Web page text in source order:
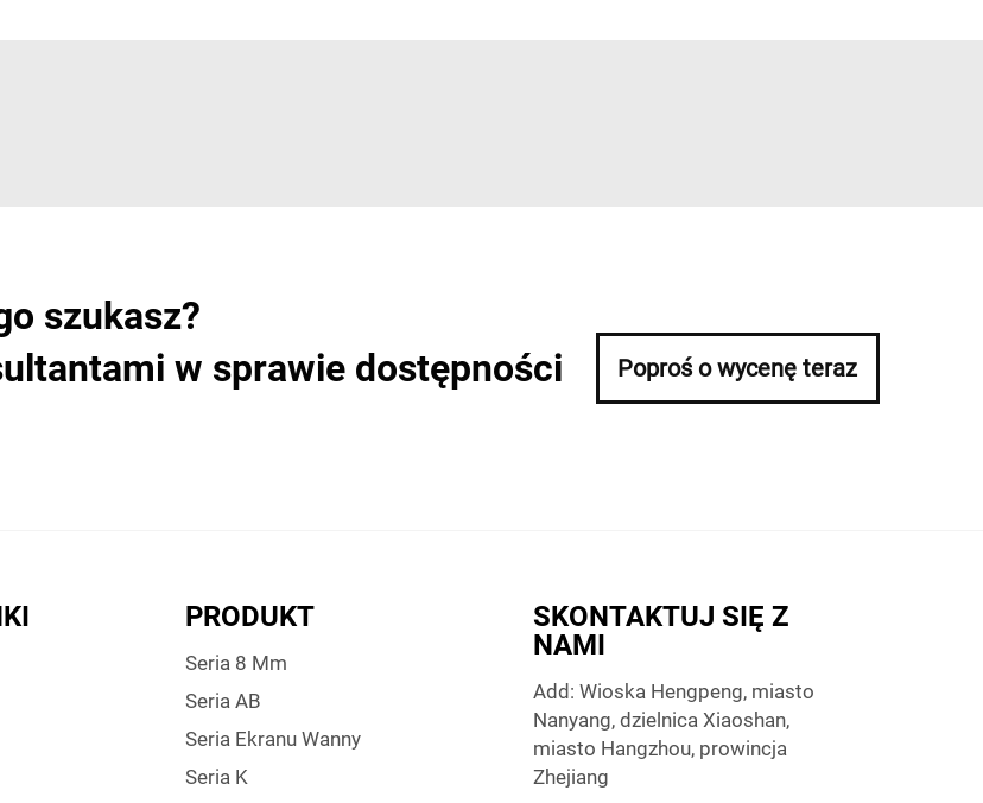
szukasz?
w sprawie dostępności
Poproś o wycenę teraz
PRODUKT
Seria 8 Mm
Seria AB
Seria Ekranu Wanny
Seria K
SKONTAKTUJ SIĘ Z
NAMI
Add: Wioska Hengpeng, miasto
Nanyang, dzielnica Xiaoshan,
miasto Hangzhou, prowincja
Zhejiang